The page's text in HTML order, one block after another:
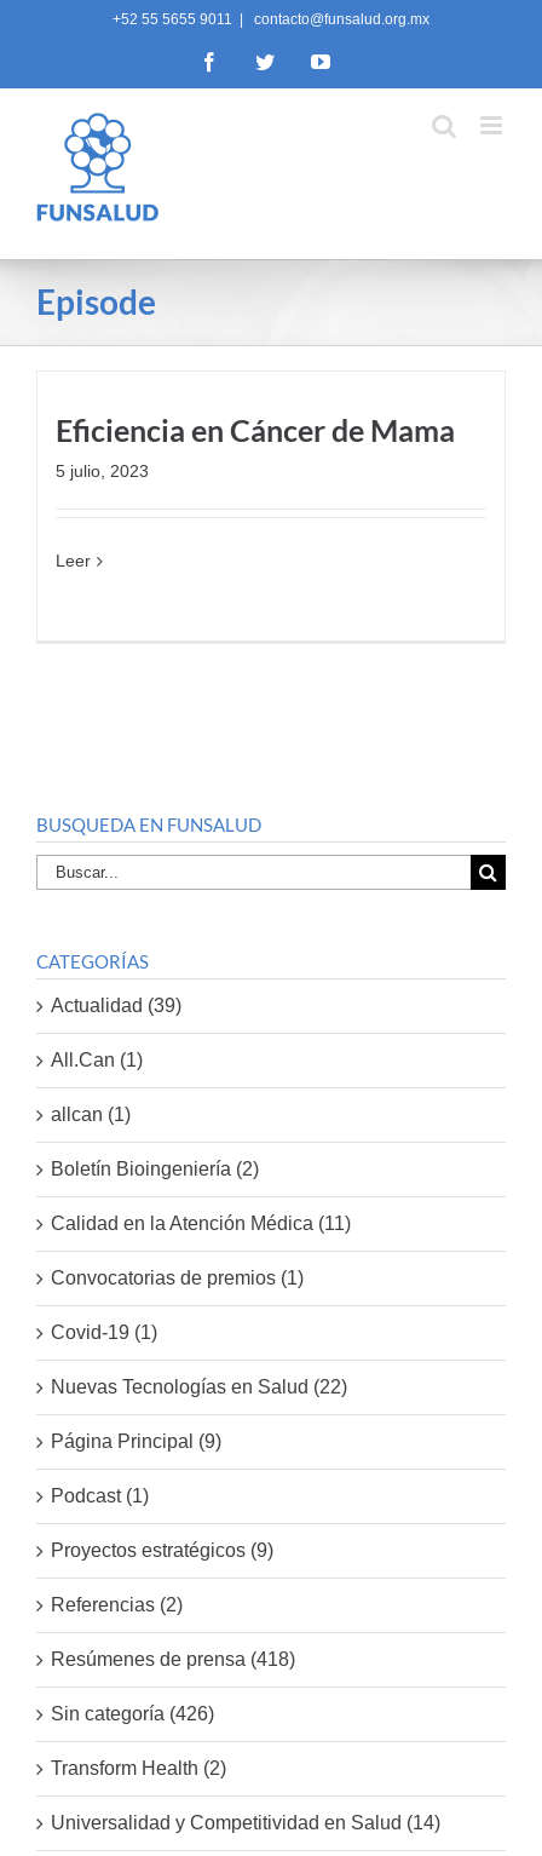
+52 55 5655 9011 contacto@funsalud.org.mx
FacebookTwitterYouTube
Episode
Eficiencia en Cáncer de Mama
5 julio, 2023
Leer
BUSQUEDA EN FUNSALUD
Buscar
por:
CATEGORÍAS
Actualidad (39)
All.Can (1)
allcan (1)
Boletín Bioingeniería (2)
Calidad en la Atención Médica (11)
Convocatorias de premios (1)
Covid-19 (1)
Nuevas Tecnologías en Salud (22)
Página Principal (9)
Podcast (1)
Proyectos estratégicos (9)
Referencias (2)
Resúmenes de prensa (418)
Sin categoría (426)
Transform Health (2)
Universalidad y Competitividad en Salud (14)